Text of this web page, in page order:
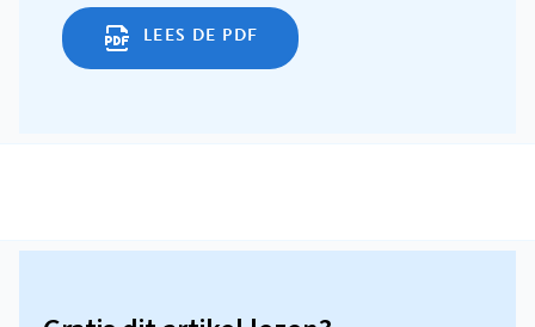
LEES DE PDF